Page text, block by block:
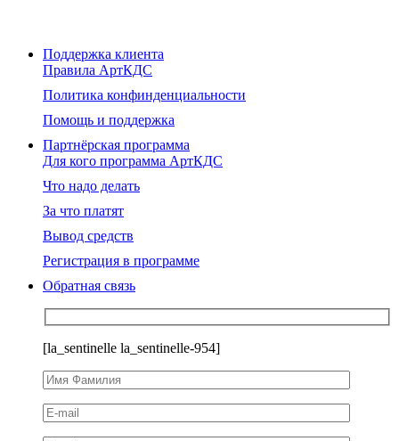
Поддержка клиента
Правила АртКДС
Политика конфинденциальности
Помощь и поддержка
Партнёрская программа
Для кого программа АртКДС
Что надо делать
За что платят
Вывод средств
Регистрация в программе
Обратная связь
[la_sentinelle la_sentinelle-954]